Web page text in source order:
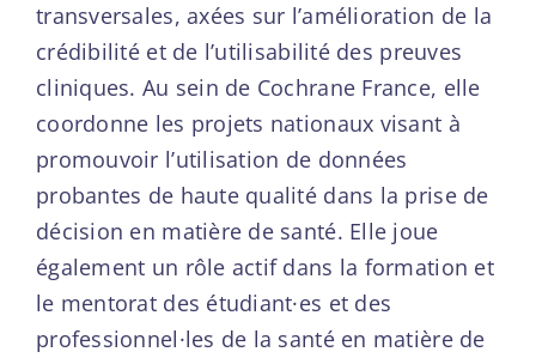
transversales, axées sur l’amélioration de la
crédibilité et de l’utilisabilité des preuves
cliniques. Au sein de Cochrane France, elle
coordonne les projets nationaux visant à
promouvoir l’utilisation de données
probantes de haute qualité dans la prise de
décision en matière de santé. Elle joue
également un rôle actif dans la formation et
le mentorat des étudiant·es et des
professionnel·les de la santé en matière de